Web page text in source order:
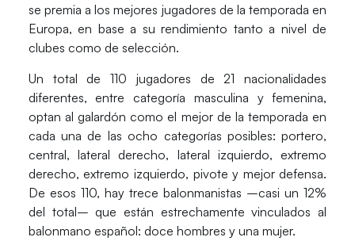
se premia a los mejores jugadores de la temporada en
Europa,en base a su rendimiento tanto a nivel de
clubes como de selección.
Un total de 110 jugadores de 21 nacionalidades
diferentes, entre categoría masculina yfemenina,
optan al galardón como el mejor de la temporada en
cada una de las ocho categorías posibles: portero,
central, lateral derecho, lateral izquierdo, extremo
derecho, extremo izquierdo, pivote y mejor defensa.
De esos 110, hay trecebalonmanistas –casi un12%
del total– que están estrechamente vinculados al
balonmano español: doce hombres y una mujer.